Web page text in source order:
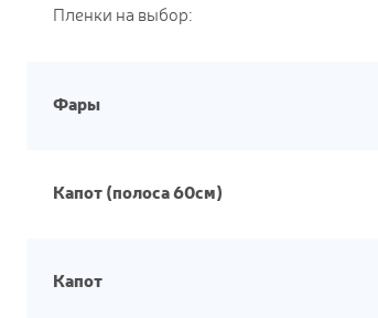
Пленки на выбор:
Фары
Капот (полоса 60см)
Капот